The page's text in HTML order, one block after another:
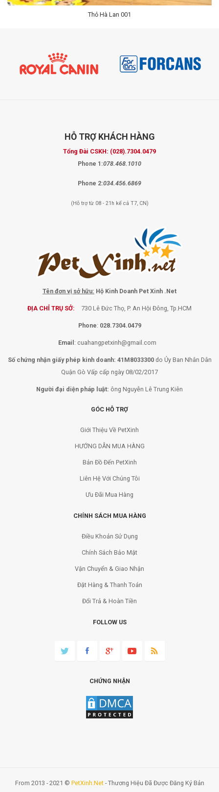
Thỏ Hà Lan 001
Liên Hệ
HỖ TRỢ KHÁCH HÀNG
Tổng Đài CSKH: (028).7304.0479
Phone 1:078.468.1010
Phone 2:034.456.6869
(Hỗ trợ từ 08 - 21h kể cả T7, CN)
Tên đơn vị sở hữu: Hộ Kinh Doanh Pet Xinh .Net
ĐỊA CHỈ TRỤ SỞ: 730 Lê Đức Thọ, P. An Hội Đông, Tp.HCM
Phone: 028.7304.0479
Email: cuahangpetxinh@gmail.com
Số chứng nhận giấy phép kinh doanh: 41M8033300do Ủy Ban Nhân Dân
Quận Gò Vấp cấp ngày 08/02/2017
Người đại diện pháp luật: ông Nguyễn Lê Trung Kiên
GÓC HỖ TRỢ
Giới Thiệu Về PetXinh
HƯỚNG DẪN MUA HÀNG
Bản Đồ Đến PetXinh
Liên Hệ Với Chúng Tôi
Ưu Đãi Mua Hàng
CHÍNH SÁCH MUA HÀNG
Điều Khoản Sử Dụng
Chính Sách Bảo Mật
Vận Chuyển & Giao Nhận
Đặt Hàng & Thanh Toán
Đổi Trả & Hoàn Tiền
FOLLOW US
CHỨNG NHẬN
From 2013 - 2021 © PetXinh.net- Thương Hiệu Đã Được Đăng Ký Bản